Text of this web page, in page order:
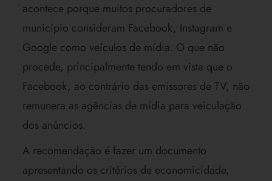
acontece porque muitos procuradores de
município consideram Facebook, Instagram e
Google como veículos de mídia. O que não
procede, principalmente tendo em vista que o
Facebook, ao contrário das emissores de TV, não
remunera as agências de mídia para veiculação
dos anúncios.
A recomendação é fazer um documento
apresentando os critérios de economicidade,